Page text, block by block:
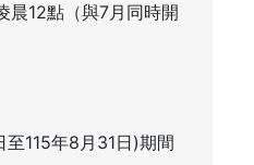
晨12點（與7月同時開
115年8月31日)期間